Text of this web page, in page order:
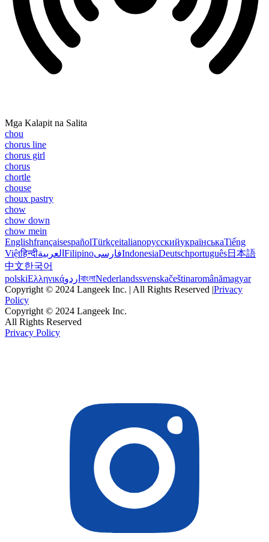
Mga Kalapit na Salita
chou
chorus line
chorus girl
chorus
chortle
chouse
choux pastry
chow
chow down
chow mein
EnglishfrançaisespañolTürkçeitalianoрусскийукраїнськаTiếng
Việtहिन्दीالعربية FilipinoفارسیIndonesiaDeutschportuguês日本語
中文한국어
polskiΕλληνικάاردو বাংলাNederlandssvenskačeštinaromânămagyar
Copyright © 2024 Langeek Inc. | All Rights Reserved |Privacy
Policy
Copyright © 2024 Langeek Inc.
All Rights Reserved
Privacy Policy